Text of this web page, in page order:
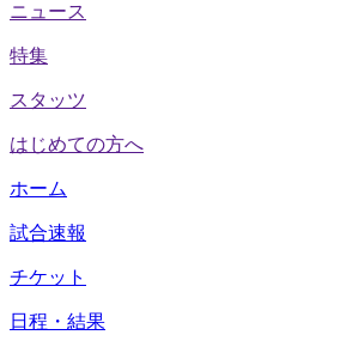
ニュース
特集
スタッツ
はじめての方へ
ホーム
試合速報
チケット
日程・結果